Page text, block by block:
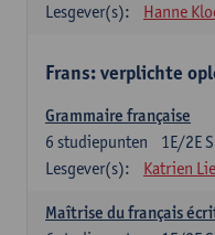
Lesgever(s):
Hanne
Frans: verplichte
Grammaire française
1E/2E
6 studiepunten
Lesgever(s):
Katrien
Maîtrise du français